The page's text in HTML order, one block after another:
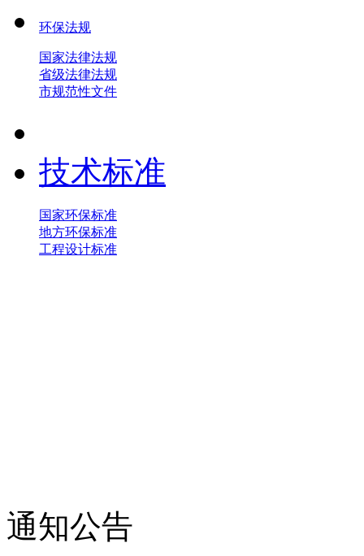
环保法规
国家法律法规
省级法律法规
市规范性文件
技术标准
国家环保标准
地方环保标准
工程设计标准
通知公告